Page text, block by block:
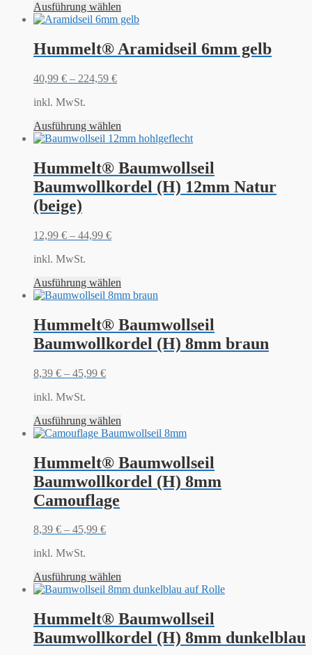
Ausführung wählen
Hummelt® Aramidseil 6mm gelb
40,99 € – 224,59 €
inkl. MwSt.
Ausführung wählen
Hummelt® Baumwollseil
Baumwollkordel (H) 12mm Natur
(beige)
12,99 € – 44,99 €
inkl. MwSt.
Ausführung wählen
Hummelt® Baumwollseil
Baumwollkordel (H) 8mm braun
8,39 € – 45,99 €
inkl. MwSt.
Ausführung wählen
Hummelt® Baumwollseil
Baumwollkordel (H) 8mm
Camouflage
8,39 € – 45,99 €
inkl. MwSt.
Ausführung wählen
Hummelt® Baumwollseil
Baumwollkordel (H) 8mm dunkelblau